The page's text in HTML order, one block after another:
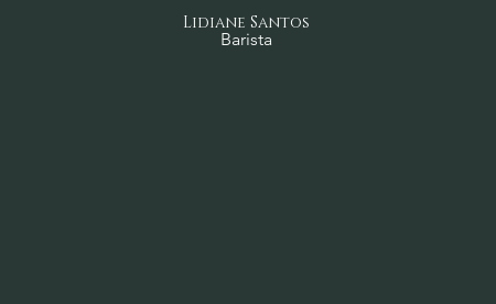
Lidiane Santos
Barista